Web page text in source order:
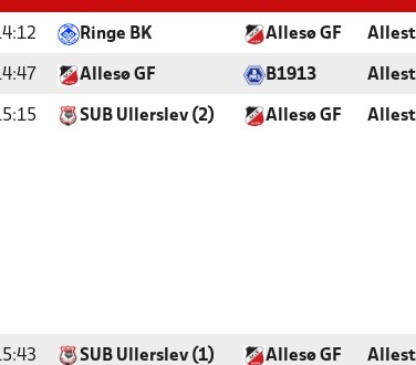
Ringe BK Allesø GF
Allesø GF B1913
SUB Ullerslev (2) Allesø GF
SUB Ullerslev (1) Allesø GF